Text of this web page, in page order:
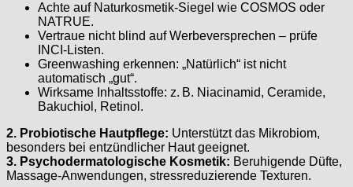
Achte auf Naturkosmetik-Siegel wie COSMOS oder
NATRUE.
Vertraue nicht blind auf Werbeversprechen – prüfe
INCI-Listen.
Greenwashing erkennen: „Natürlich“ ist nicht
automatisch „gut“.
Wirksame Inhaltsstoffe: z. B. Niacinamid, Ceramide,
Bakuchiol, Retinol.
2. Probiotische Hautpflege: Unterstützt das Mikrobiom,
besonders bei entzündlicher Haut geeignet.
3. Psychodermatologische Kosmetik: Beruhigende Düfte,
Massage-Anwendungen, stressreduzierende Texturen.